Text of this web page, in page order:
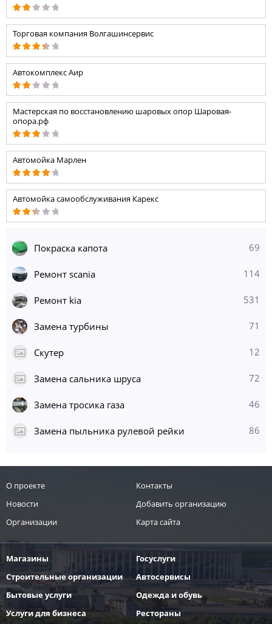
Торговая компания Волгашинсервис
Автокомплекс Аир
Мастерская по восстановлению шаровых опор Шаровая-
опора.рф
Автомойка Марлен
Автомойка самообслуживания Карекс
Покраска капота 69
Ремонт scania 114
Ремонт kia 531
Замена турбины 71
Скутер 12
Замена сальника шруса 72
Замена тросика газа 46
Замена пыльника рулевой рейки 86
О проекте
Новости
Организации
Контакты
Добавить организацию
Карта сайта
Магазины
Строительные организации
Бытовые услуги
Услуги для бизнеса
Госуслуги
Автосервисы
Одежда и обувь
Рестораны